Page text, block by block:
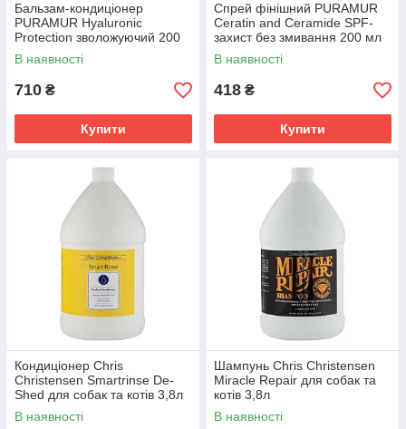
Бальзам-кондиціонер
PURAMUR Hyaluronic
Protection зволожуючий 200
мл
В наявності
710 ₴
Купити
Спрей фінішний PURAMUR
Ceratin and Ceramide SPF-
захист без змивання 200 мл
В наявності
418 ₴
Купити
Кондиціонер Chris
Christensen Smartrinse De-
Shed для собак та котів 3,8л
В наявності
Шампунь Chris Christensen
Miracle Repair для собак та
котів 3,8л
В наявності